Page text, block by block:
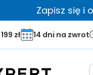
Zapisz się i
zł 14 dni na zwrot